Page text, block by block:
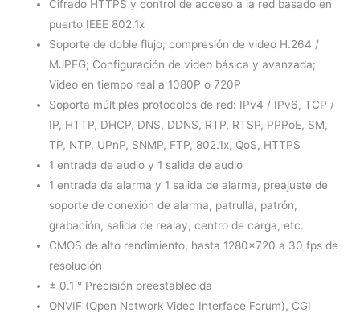
Cifrado HTTPS y control de acceso a la red basado en
puerto IEEE 802.1x
Soporte de doble flujo; compresión de video H.264 /
MJPEG; Configuración de video básica y avanzada;
Video en tiempo real a 1080P o 720P
Soporta múltiples protocolos de red: IPv4 / IPv6, TCP /
IP, HTTP, DHCP, DNS, DDNS, RTP, RTSP, PPPoE, SM,
TP, NTP, UPnP, SNMP, FTP, 802.1x, QoS, HTTPS
1 entrada de audio y 1 salida de audio
1 entrada de alarma y 1 salida de alarma, preajuste de
soporte de conexión de alarma, patrulla, patrón,
grabación, salida de realay, centro de carga, etc.
CMOS de alto rendimiento, hasta 1280×720 a 30 fps de
resolución
± 0.1 ° Precisión preestablecida
ONVIF (Open Network Video Interface Forum), CGI